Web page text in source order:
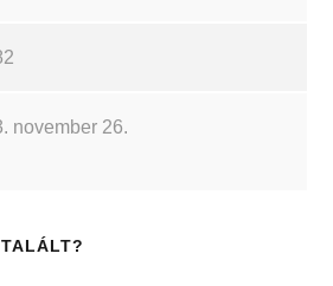
november 26.